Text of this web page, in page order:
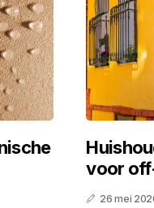
voor
26 mei